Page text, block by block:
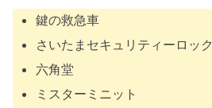
鍵の救急車
さいたまセキュリティーロック
六角堂
ミスターミニット